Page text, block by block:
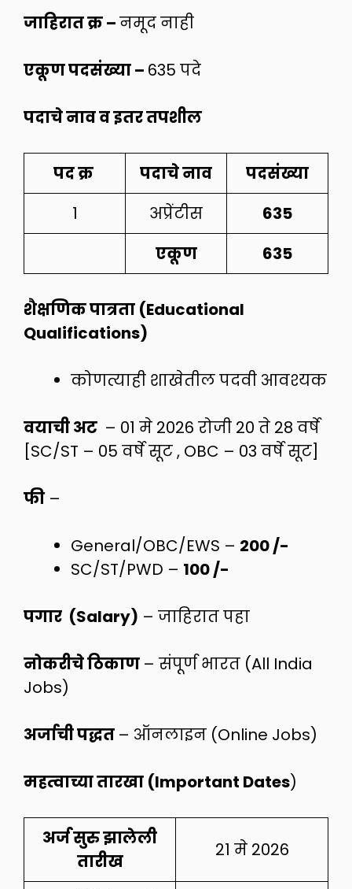
जाहिरात क्र –नमूद नाही
एकूण पदसंख्या – 635 पदे
पदाचे नाव व इतर तपशील
पद क्र पदाचे नाव
पदसंख्या
1
अप्रेंटीस
635
एकूण
635
शैक्षणिक पात्रता (Educational
Qualifications)
कोणत्याही शाखेतील पदवी आवश्यक
वयाची अट – 01 मे 2026 रोजी 20 ते 28 वर्षे
[SC/ST – 05 वर्षे सूट , OBC – 03 वर्षे सूट]
फी –
General/OBC/EWS – 200 /-
SC/ST/PWD – 100 /-
पगार (Salary) – जाहिरात पहा
नोकरीचे ठिकाण – संपूर्ण भारत (All India
Jobs)
अर्जाची पद्धत – ऑनलाइन (Online Jobs)
महत्वाच्या तारखा (Important Dates)
अर्ज सुरु झालेली
तारीख
21 मे 2026